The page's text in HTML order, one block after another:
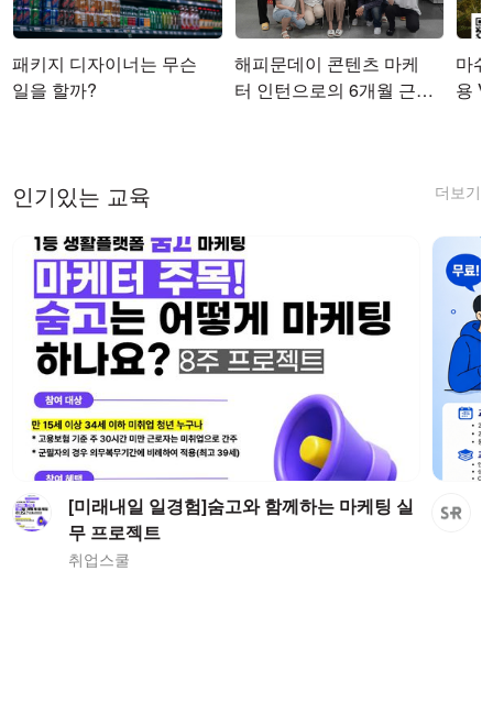
패키지 디자이너는 무슨
일을 할까?
해피문데이 콘텐츠 마케
터 인턴으로의 6개월 근무
마쉬
용
더보기
인기있는 교육
[미래내일 일경험]숨고와 함께하는 마케팅 실
무 프로젝트
취업스쿨